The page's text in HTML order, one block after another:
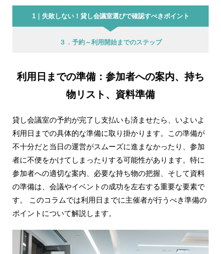
1｜失敗しない！貸し会議室選びで確認すべきポイント
３．予約～利用開始までのステップ
利用日までの準備：参加者への案内、持ち
物リスト、資料準備
貸し会議室の予約が完了し支払いも済ませたら、いよいよ
利用日までの具体的な準備に取り掛かります。この準備が
不十分だと当日の運営がスムーズに進まなかったり、参加
者に不便をかけてしまったりする可能性があります。特に
参加者への適切な案内、必要な持ち物の把握、そして資料
の準備は、会議やイベントの成功を左右する重要な要素で
す。 このコラムでは利用日までに主催者が行うべき準備の
ポイントについて解説します。